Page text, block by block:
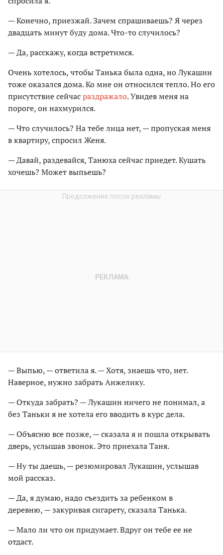
— Конечно, приезжай. Зачем спрашиваешь? Я через
двадцать минут буду дома. Что-то случилось?
— Да, расскажу, когда встретимся.
Очень хотелось, чтобы Танька была одна, но Лукашин
тоже оказался дома. Ко мне он относился тепло. Но его
присутствие сейчасраздражало. Увидев меня на
пороге, он нахмурился.
— Что случилось? На тебе лица нет, — пропуская меня
в квартиру, спросил Женя.
— Давай, раздевайся, Танюха сейчас приедет. Кушать
хочешь? Может выпьешь?
— Выпью, — ответила я. — Хотя, знаешь что, нет.
Наверное, нужно забрать Анжелику.
— Откуда забрать? — Лукашин ничего не понимал, а
без Таньки я не хотела его вводить в курс дела.
— Объясню все позже, — сказала я и пошла открывать
дверь, услышав звонок. Это приехала Таня.
— Ну ты даешь, — резюмировал Лукашин, услышав
мой рассказ.
— Да, я думаю, надо съездить за ребенком в
деревню, — закуривая сигарету, сказала Танька.
— Мало ли что он придумает. Вдруг он тебе ее не
отдаст.